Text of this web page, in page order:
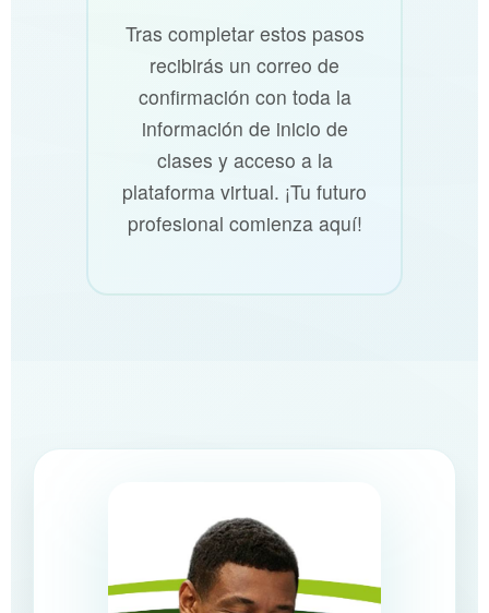
Tras completar estos pasos
recibirás un correo de
confirmación con toda la
información de inicio de
clases y acceso a la
plataforma virtual. ¡Tu futuro
profesional comienza aquí!